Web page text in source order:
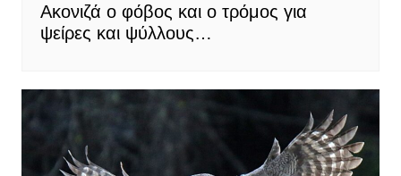
Ακονιζά ο φόβος και ο τρόμος για
ψείρες και ψύλλους…